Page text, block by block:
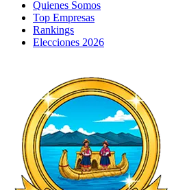
Quienes Somos
Top Empresas
Rankings
Elecciones 2026